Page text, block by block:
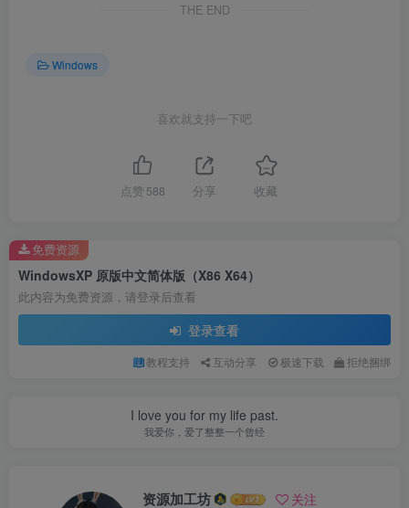
THE END
Windows
喜欢就支持一下吧
点赞 588 分享 收藏
WindowsXP 原版中文简体版（X86 X64）
此内容为免费资源，请登录后查看
登录查看
教程支持 互动分享 极速下载 拒绝捆绑
免费资源
I love you for my life past.
我爱你，爱了整整一个曾经
资源加工坊 关注